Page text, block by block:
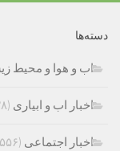
دسته‌ها
اب و هوا و محیط
اخبار اب و ابیاری (۲۳۸)
اخبار اجتماعی (۹,۵۵۶)